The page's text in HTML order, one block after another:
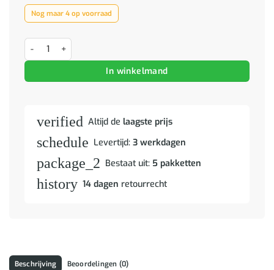
Nog maar 4 op voorraad
Badkamermeubelset met lade TULUM Grijs Sonoma Bewerkt hout
In winkelmand
verified Altijd de laagste prijs
schedule Levertijd: 3 werkdagen
package_2 Bestaat uit: 5 pakketten
history 14 dagen retourrecht
Beschrijving Beoordelingen (0)